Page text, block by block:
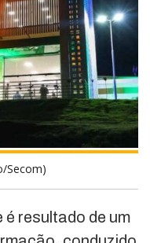
Secom)
resultado de um